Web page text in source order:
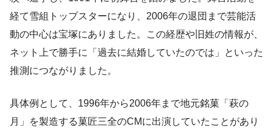
経て雪組トップスターになり、2006年の退団まで芸能活
動の中心は宝塚にありました。この経歴や旧姓の情報が、
ネット上で勝手に「過去に結婚していたのでは」といった
推測につながりました。
具体例として、1996年から2006年まで地元銘菓「萩の
月」を製造する菓匠三全のCMに出演していたことがあり